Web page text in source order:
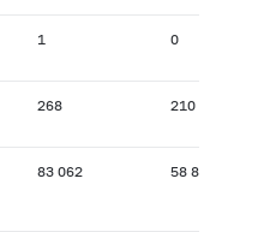
1 0
268 210
83 062 58 800